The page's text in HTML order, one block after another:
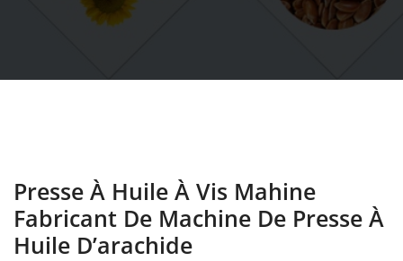
Presse À Huile À Vis Mahine
Fabricant De Machine De Presse À
Huile D’arachide